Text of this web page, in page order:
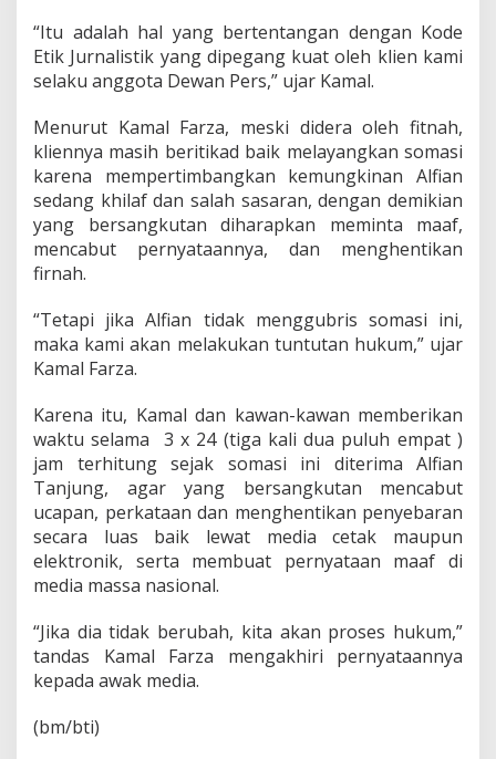
“Itu adalah hal yang bertentangan dengan Kode
Etik Jurnalistik yang dipegang kuat oleh klien kami
selaku anggota Dewan Pers,” ujar Kamal.
Menurut Kamal Farza, meski didera oleh fitnah,
kliennya masih beritikad baik melayangkan somasi
karena mempertimbangkan kemungkinan Alfian
sedang khilaf dan salah sasaran, dengan demikian
yang bersangkutan diharapkan meminta maaf,
mencabut pernyataannya, dan menghentikan
firnah.
“Tetapi jika Alfian tidak menggubris somasi ini,
maka kami akan melakukan tuntutan hukum,” ujar
Kamal Farza.
Karena itu, Kamal dan kawan-kawan memberikan
waktu selama 3 x 24 (tiga kali dua puluh empat )
jam terhitung sejak somasi ini diterima Alfian
Tanjung, agar yang bersangkutan mencabut
ucapan, perkataan dan menghentikan penyebaran
secara luas baik lewat media cetak maupun
elektronik, serta membuat pernyataan maaf di
media massa nasional.
“Jika dia tidak berubah, kita akan proses hukum,”
tandas Kamal Farza mengakhiri pernyataannya
kepada awak media.
(bm/bti)